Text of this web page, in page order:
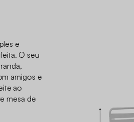
e
O seu
amigos e
ao
mesa de